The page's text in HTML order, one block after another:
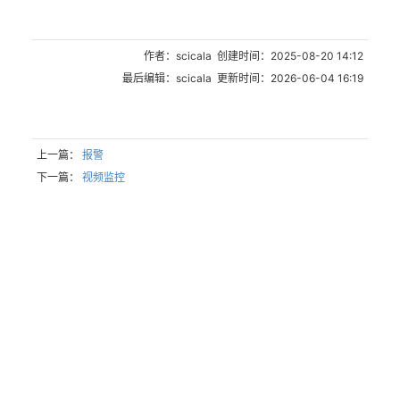
作者：scicala 创建时间：2025-08-20 14:12
最后编辑：scicala 更新时间：2026-06-04 16:19
上一篇：报警
下一篇：视频监控